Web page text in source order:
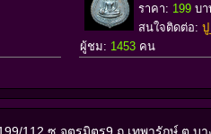
ราคา: 199 บา
สนใจติดต่อ: ปู
ผู้ชม: 1453 คน
112 ซ.จตุรมิตร9 ถ.เทพารักษ์ ต.